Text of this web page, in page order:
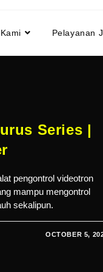
Pelayanan
Series |
pengontrol videotron
mampu mengontrol
sekalipun.
OCTOBER 5,